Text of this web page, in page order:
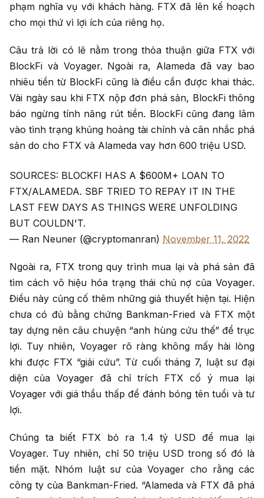
phạm nghĩa vụ với khách hàng. FTX đã lên kế hoạch
cho mọi thứ vì lợi ích của riêng họ.
Câu trả lời có lẽ nằm trong thỏa thuận giữa FTX với
BlockFi và Voyager. Ngoài ra, Alameda đã vay bao
nhiêu tiền từ BlockFi cũng là điều cần được khai thác.
Vài ngày sau khi FTX nộp đơn phá sản, BlockFi thông
báo ngừng tính năng rút tiền. BlockFi cũng đang lâm
vào tình trạng khủng hoảng tài chính và cân nhắc phá
sản do cho FTX và Alameda vay hơn 600 triệu USD.
SOURCES: BLOCKFI HAS A $600M+ LOAN TO
FTX/ALAMEDA. SBF TRIED TO REPAY IT IN THE
LAST FEW DAYS AS THINGS WERE UNFOLDING
BUT COULDN'T.
— Ran Neuner (@cryptomanran) November 11, 2022
Ngoài ra, FTX trong quy trình mua lại và phá sản đã
tìm cách vô hiệu hóa trạng thái chủ nợ của Voyager.
Điều này củng cố thêm những giả thuyết hiện tại. Hiện
chưa có đủ bằng chứng Bankman-Fried và FTX một
tay dựng nên câu chuyện “anh hùng cứu thế” để trục
lợi. Tuy nhiên, Voyager rõ ràng không mấy hài lòng
khi được FTX “giải cứu”. Từ cuối tháng 7, luật sư đại
diện của Voyager đã chỉ trích FTX cố ý mua lại
Voyager với giá thầu thấp để đánh bóng tên tuổi và tư
lợi.
Chúng ta biết FTX bỏ ra 1.4 tỷ USD để mua lại
Voyager. Tuy nhiên, chỉ 50 triệu USD trong số đó là
tiền mặt. Nhóm luật sư của Voyager cho rằng các
công ty của Bankman-Fried. “Alameda và FTX đã phá